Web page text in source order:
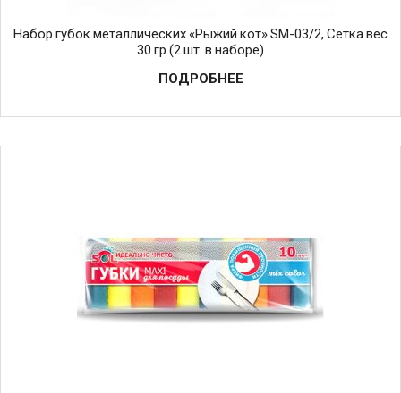
Набор губок металлических «Рыжий кот» SM-03/2, Сетка вес
30 гр (2 шт. в наборе)
ПОДРОБНЕЕ